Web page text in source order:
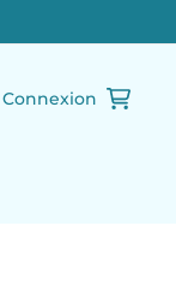
Connexion